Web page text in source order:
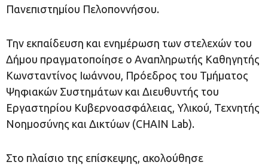
Πανεπιστημίου Πελοποννήσου.
Την εκπαίδευση και ενημέρωση των στελεχών του
Δήμου πραγματοποίησε ο Αναπληρωτής Καθηγητής
Κωνσταντίνος Ιωάννου, Πρόεδρος του Τμήματος
Ψηφιακών Συστημάτων και Διευθυντής του
Εργαστηρίου Κυβερνοασφάλειας, Υλικού, Τεχνητής
Νοημοσύνης και Δικτύων (CHAIN Lab).
Στο πλαίσιο της επίσκεψης, ακολούθησε